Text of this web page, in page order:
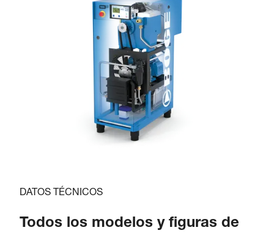
DATOS TÉCNICOS
Todos los modelos y figuras de